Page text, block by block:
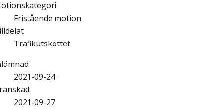
Fristående motion
Trafikutskottet
:
2021-09-24
:
2021-09-27